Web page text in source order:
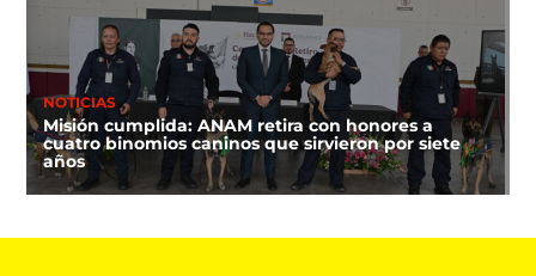
NOTICIAS
Misión cumplida: ANAM retira con honores a
cuatro binomios caninos que sirvieron por siete
años